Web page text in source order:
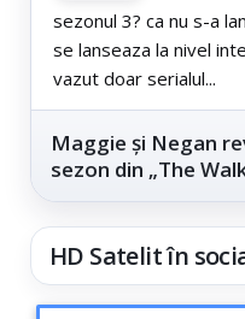
sezonul 3? ca nu s-a
se lanseaza la nivel
vazut doar serialul...
Maggie și Negan
sezon din „The
HD Satelit în